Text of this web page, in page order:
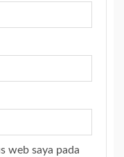
web saya pada